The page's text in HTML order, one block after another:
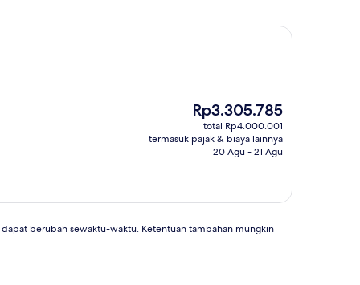
Harga
sekarang
Rp3.305.785
Rp3.305.785
total Rp4.000.001
termasuk pajak & biaya lainnya
20 Agu - 21 Agu
berubah sewaktu-waktu. Ketentuan tambahan mungkin